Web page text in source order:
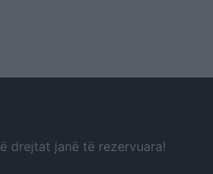
drejtat janë të rezervuara!